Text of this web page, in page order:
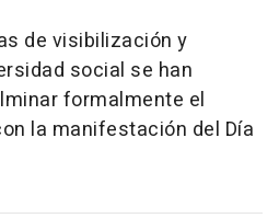
de visibilización y
social se han
formalmente el
la manifestación del Día